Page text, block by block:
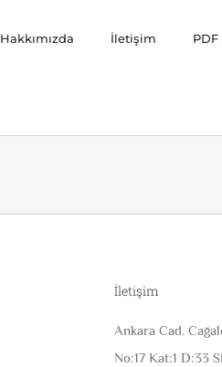
Hakkımızda İletişim PDF
İletişim
Ankara Cad.
No:17 Kat:1 D:33